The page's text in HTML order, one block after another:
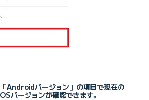
「Androidバージョン」の項目で現在の
OSバージョンが確認できます。